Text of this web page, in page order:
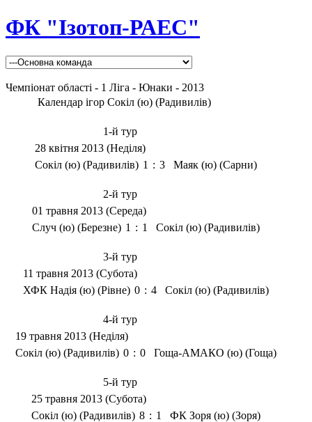
ФК "Ізотоп-РАЕС"
Чемпіонат області - 1 Ліга - Юнаки - 2013
Календар ігор Сокіл (ю) (Радивилів)
1-й тур
28 квітня 2013 (Неділя)
Сокіл (ю) (Радивилів) 1 : 3 Маяк (ю) (Сарни)
2-й тур
01 травня 2013 (Середа)
Случ (ю) (Березне) 1 : 1 Сокіл (ю) (Радивилів)
3-й тур
11 травня 2013 (Субота)
ХФК Надія (ю) (Рівне) 0 : 4 Сокіл (ю) (Радивилів)
4-й тур
19 травня 2013 (Неділя)
Сокіл (ю) (Радивилів) 0 : 0 Гоща-АМАКО (ю) (Гоща)
5-й тур
25 травня 2013 (Субота)
Сокіл (ю) (Радивилів) 8 : 1 ФК Зоря (ю) (Зоря)